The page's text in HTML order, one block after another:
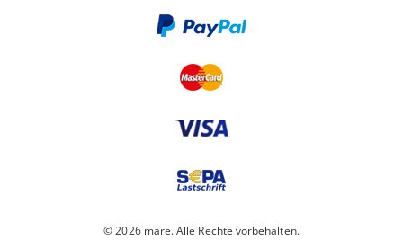
© 2026 mare. Alle Rechte vorbehalten.